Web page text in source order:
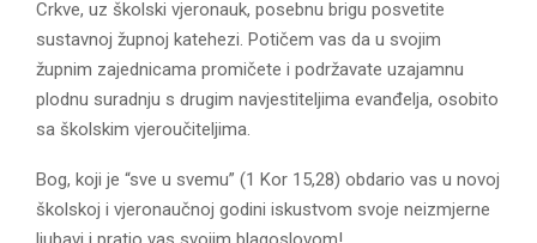
Crkve, uz školski vjeronauk, posebnu brigu posvetite
sustavnoj župnoj katehezi. Potičem vas da u svojim
župnim zajednicama promičete i podržavate uzajamnu
plodnu suradnju s drugim navjestiteljima evanđelja, osobito
sa školskim vjeroučiteljima.
Bog, koji je “sve u svemu” (1 Kor 15,28) obdario vas u novoj
školskoj i vjeronaučnoj godini iskustvom svoje neizmjerne